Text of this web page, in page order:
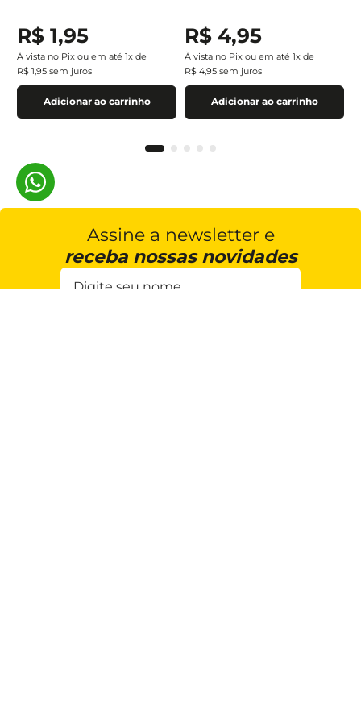
R$ 1,95
À vista no Pix ou em até 1x de
R$ 1,95 sem juros
Adicionar ao carrinho
R$ 4,95
À vista no Pix ou em até 1x de
R$ 4,95 sem juros
Adicionar ao carrinho
Assine a newsletter e
receba nossas novidades